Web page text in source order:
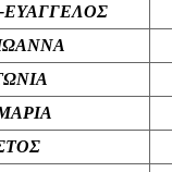
ΕΥΑΓΓΕΛΟΣ